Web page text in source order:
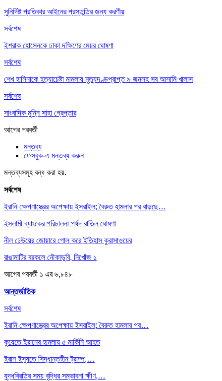
সুনির্দিষ্ট প্রতিকার আইনের প্রস্তুতির জন্য করণীয়
সর্বশেষ
ইশরাক হোসেনকে ঢাকা দক্ষিণের মেয়র ঘোষণা
সর্বশেষ
শেখ হাসিনাকে হত্যাচেষ্টা মামলায় মৃত্যুদণ্ডপ্রাপ্ত ৯ জনসহ সব আসামি খালাস
সর্বশেষ
সাংবাদিক মুন্নি সাহা গ্রেপ্তার
আগেরপরবর্তী
মন্তব্য
ফেসবুক-এ মন্তব্য করুন
মন্তব্যসমূহ বন্ধ করা হয়.
সর্বশেষ
ইরানি ক্ষেপণাস্ত্রের অপেক্ষায় ইসরাইল; বৈরুত হামলার পর বাড়ছে…
ইসলামী ব্যাংকের পরিচালনা পর্ষদ বাতিল ঘোষণা
নীল ঢেউয়ের জোয়ারে গোল করে ইতিহাস কুরাসাওয়ের
রাঙামাটির বরকলে নৌকাডুবি, নিখোঁজ ১
আগেরপরবর্তী ১ এর ৬,৮৪৮
আন্তর্জাতিক
সর্বশেষ
ইরানি ক্ষেপণাস্ত্রের অপেক্ষায় ইসরাইল; বৈরুত হামলার পর…
কুয়েতে ইরানের হামলায় ৫ মার্কিনি আহত
ইরান ইস্যুতে সিদ্ধান্তহীন ট্রাম্প,…
যুদ্ধবিরতির সময় বৃদ্ধির সম্ভাবনা ক্ষীণ,…